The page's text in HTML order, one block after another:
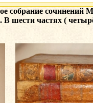
собрание сочинений
В шести частях (